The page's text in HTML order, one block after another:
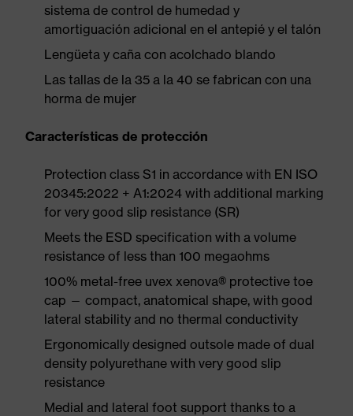
sistema de control de humedad y
amortiguación adicional en el antepié y el talón
Lengüeta y caña con acolchado blando
Las tallas de la 35 a la 40 se fabrican con una
horma de mujer
Características de protección
Protection class S1 in accordance with EN ISO
20345:2022 + A1:2024 with additional marking
for very good slip resistance (SR)
Meets the ESD specification with a volume
resistance of less than 100 megaohms
100% metal-free uvex xenova® protective toe
cap — compact, anatomical shape, with good
lateral stability and no thermal conductivity
Ergonomically designed outsole made of dual
density polyurethane with very good slip
resistance
Medial and lateral foot support thanks to a